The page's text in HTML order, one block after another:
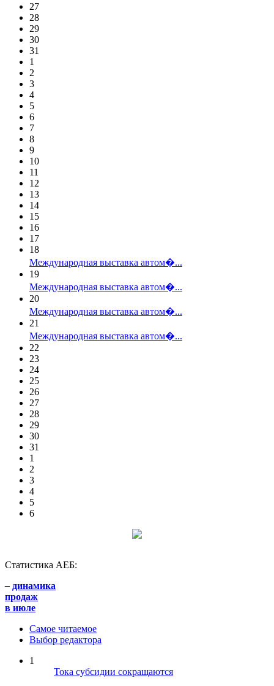
27
28
29
30
31
1
2
3
4
5
6
7
8
9
10
11
12
13
14
15
16
17
18
Международная выставка автом�...
19
Международная выставка автом�...
20
Международная выставка автом�...
21
Международная выставка автом�...
22
23
24
25
26
27
28
29
30
31
1
2
3
4
5
6
Статистика АЕБ:
– динамика
продаж
в июле
Самое читаемое
Выбор редактора
1
Тока субсидии сокращаются